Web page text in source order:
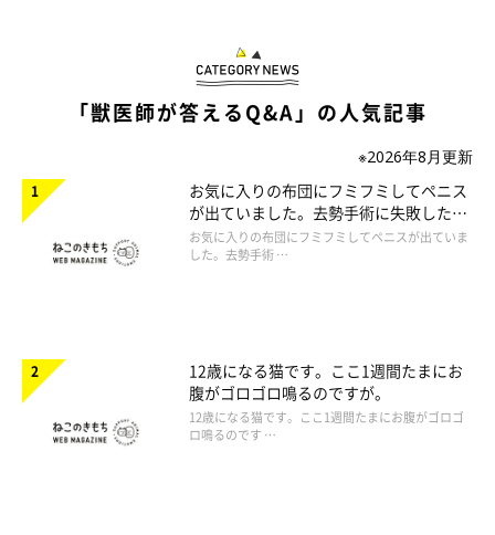
「獣医師が答えるQ&A」の人気記事
※2026年8月更新
お気に入りの布団にフミフミしてペニス
が出ていました。去勢手術に失敗したの
でしょうか。
お気に入りの布団にフミフミしてペニスが出ていま
した。去勢手術 …
12歳になる猫です。ここ1週間たまにお
腹がゴロゴロ鳴るのですが。
12歳になる猫です。ここ1週間たまにお腹がゴロゴ
ロ鳴るのです …